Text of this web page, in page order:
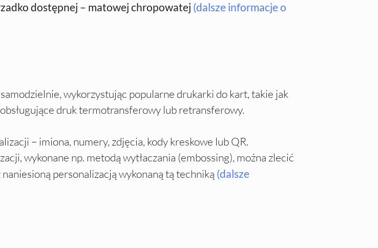
dostępnej – matowej chropowatej (dalsze informacje o
wykorzystując popularne drukarki do kart, takie jak
druk termotransferowy lub retransferowy.
– imiona, numery, zdjęcia, kody kreskowe lub QR.
wykonane np. metodą wytłaczania (embossing), można zlecić
personalizacją wykonaną tą techniką (dalsze